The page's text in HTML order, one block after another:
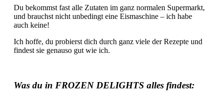
Du bekommst fast alle Zutaten im ganz normalen Supermarkt,
und brauchst nicht unbedingt eine Eismaschine – ich habe
auch keine!
Ich hoffe, du probierst dich durch ganz viele der Rezepte und
findest sie genauso gut wie ich.
Was du in FROZEN DELIGHTS alles findest: